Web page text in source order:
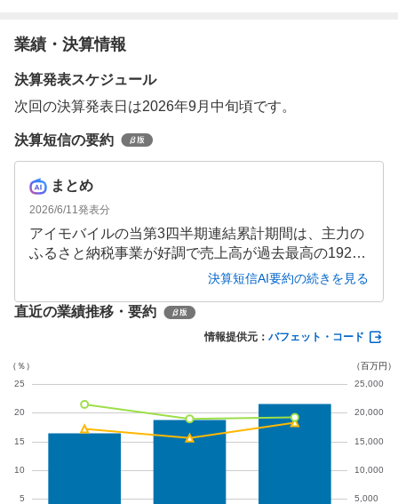
業績・決算情報
決算発表スケジュール
次回の決算発表日は2026年9月中旬頃です。
決算短信の要約
まとめ
2026/6/11発表分
アイモバイルの当第3四半期連結累計期間は、主力の
ふるさと納税事業が好調で売上高が過去最高の192.0
8億円(前年同期比103.0%増)となりました。一方、利
上にあり、営業利益33.77億円(同85.0%)、経常利益3
4.91億円(同88.2%)と減益となりました。通期予想は
決算短信AI要約の続きを見る
直近の業績推移・要約
情報提供元： バフェット・コード